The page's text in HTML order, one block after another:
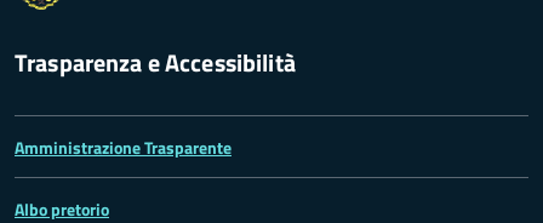
Trasparenza e Accessibilità
Amministrazione Trasparente
Albo pretorio